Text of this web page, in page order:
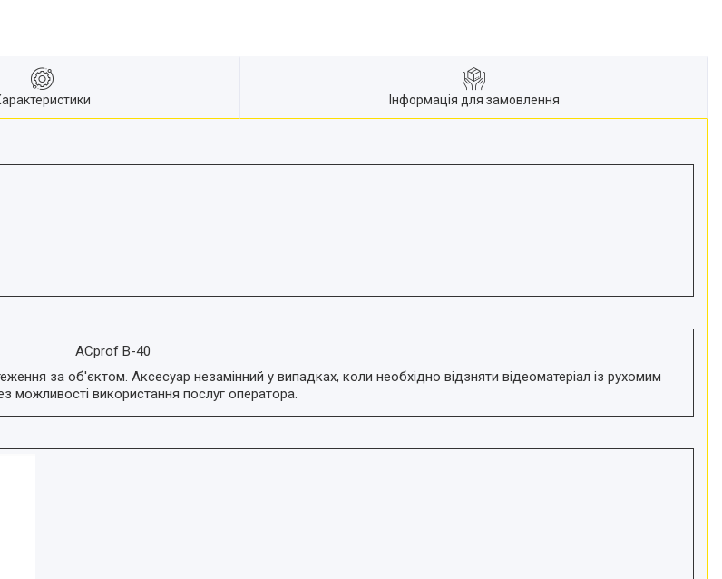
Інформація для замовлення
ACprof B-40
за об'єктом. Аксесуар незамінний у випадках, коли необхідно відзняти відеоматеріал із рухомим
можливості використання послуг оператора.